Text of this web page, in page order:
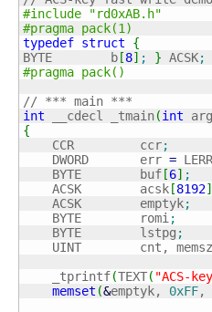
#include "rd0xAB.h"
#pragma pack(1)
typedef struct
{
BYTE        b [8] ; } ACSK;
#pragma pack()
// *** main ***
int __cdecl _tmain(int
{
    CCR         ccr
;
    DWORD       err
=
    BYTE        buf
[6] ;
    ACSK        acsk
[8192]
    ACSK        emptyk
;
    BYTE        romi
;
    BYTE        lstpg
;
UINT        cnt,
    _tprintf
(TEXT( "ACS-
memset (&emptyk, 0xFF,